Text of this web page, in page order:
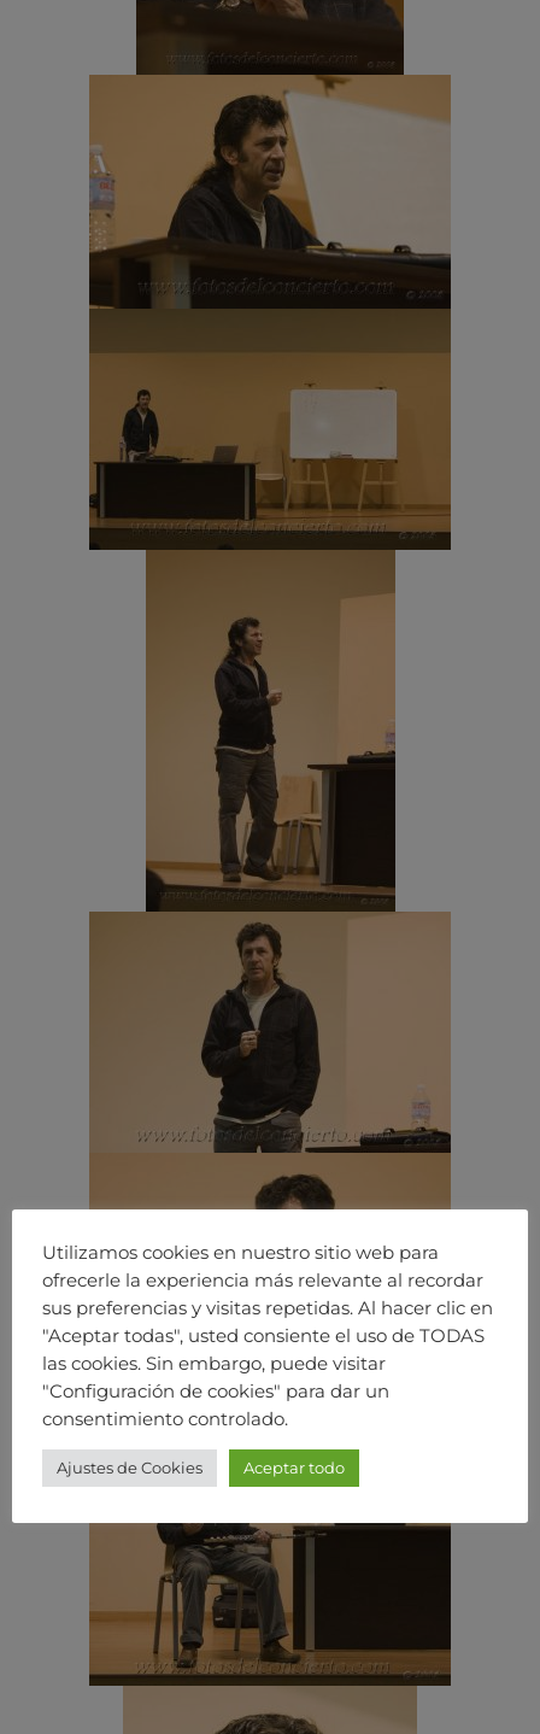
Utilizamos cookies en nuestro sitio web para
ofrecerle la experiencia más relevante al recordar
sus preferencias y visitas repetidas. Al hacer clic en
"Aceptar todas", usted consiente el uso de TODAS
las cookies. Sin embargo, puede visitar
"Configuración de cookies" para dar un
consentimiento controlado.
Ajustes de Cookies Aceptar todo